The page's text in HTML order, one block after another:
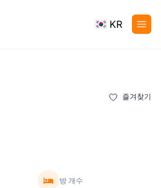
KR
즐겨찾기
방 개수